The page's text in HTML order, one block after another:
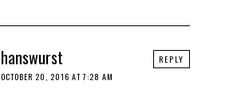
hanswurst
OCTOBER 20, 2016 AT 7:28 AM
REPLY